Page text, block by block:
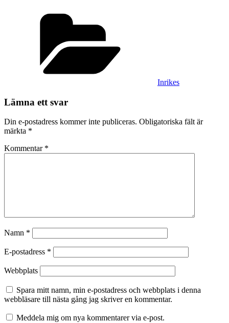
Inrikes
Lämna ett svar
Din e-postadress kommer inte publiceras. Obligatoriska fält är
märkta *
Kommentar *
Namn *
E-postadress *
Webbplats
Spara mitt namn, min e-postadress och webbplats i denna
webbläsare till nästa gång jag skriver en kommentar.
Meddela mig om nya kommentarer via e-post.